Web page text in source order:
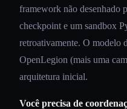
framework não desenhado
checkpoint e um sandbox
retroativamente. O modelo
OpenLegion (mais uma
arquitetura inicial.
Você precisa de